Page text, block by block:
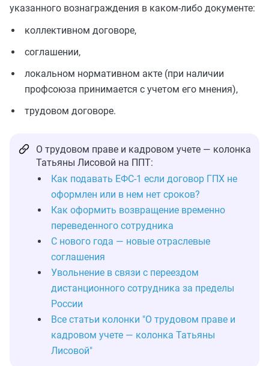
указанного вознаграждения в каком-либо документе:
коллективном договоре,
соглашении,
локальном нормативном акте (при наличии
профсоюза принимается с учетом его мнения),
трудовом договоре.
О трудовом праве и кадровом учете — колонка
Татьяны Лисовой на ППТ:
Как подавать ЕФС-1 если договор ГПХ не
оформлен или в нем нет сроков?
Как оформить возвращение временно
переведенного сотрудника
С нового года — новые отраслевые
соглашения
Увольнение в связи с переездом
дистанционного сотрудника за пределы
России
Все статьи колонки "О трудовом праве и
кадровом учете — колонка Татьяны
Лисовой"